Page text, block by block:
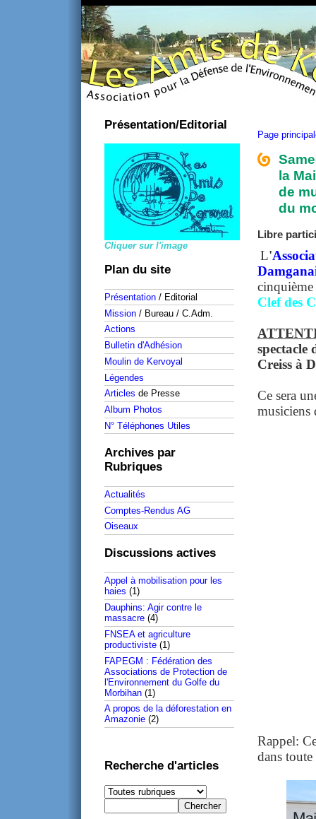
Page
la
de
du
Libre
L'
Clef des
spectacle
Creiss à
Ce sera
musiciens
Rappel:
dans
Présentation/Editorial
Cliquer sur l'image
Plan du site
Présentation / Editorial
Mission / Bureau / C.Adm.
Actions
Bulletin d'Adhésion
Moulin de Kervoyal
Légendes
Articles de Presse
Album Photos
N° Téléphones Utiles
Archives par
Rubriques
Actualités
Comptes-Rendus AG
Oiseaux
Discussions actives
Appel à mobilisation pour les
haies (1)
Dauphins: Agir contre le
massacre (4)
FNSEA et agriculture
productiviste (1)
FAPEGM : Fédération des
Associations de Protection de
l'Environnement du Golfe du
Morbihan (1)
A propos de la déforestation en
Amazonie (2)
Recherche d'articles